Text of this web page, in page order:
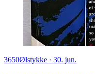
3650Ølstykke · 30. jun.